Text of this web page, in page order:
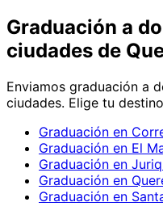
Graduación a
ciudades de
Enviamos graduación a
ciudades. Elige tu
Graduación en
Graduación en El
Graduación en
Graduación en
Graduación en